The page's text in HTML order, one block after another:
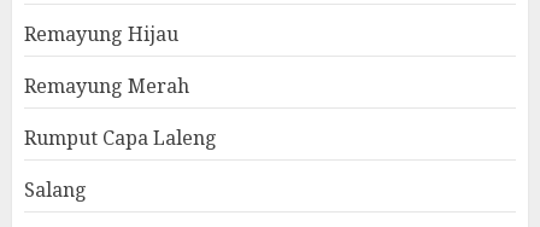
Remayung Hijau
Remayung Merah
Rumput Capa Laleng
Salang